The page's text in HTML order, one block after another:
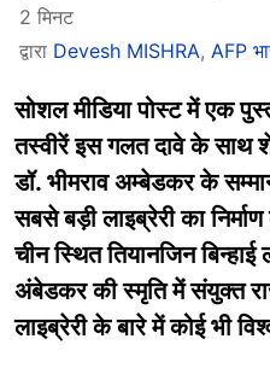
2 मिनट
द्वारा Devesh MISHRA, AFP
सोशल मीडिया पोस्ट में एक
तस्वीरें इस गलत दावे के साथ
डॉ. भीमराव अम्बेडकर के
सबसे बड़ी लाइब्रेरी का
चीन स्थित तियानजिन
अंबेडकर की स्मृति में संयुक्त
लाइब्रेरी के बारे में कोई भी